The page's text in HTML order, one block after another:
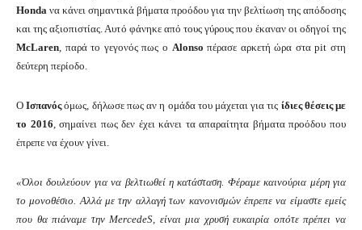
Honda να κάνει σημαντικά βήματα προόδου για την βελτίωση της απόδοσης
και της αξιοπιστίας. Αυτό φάνηκε από τους γύρους που έκαναν οι οδηγοί της
McLaren , παρά το γεγονός πως ο Alonso πέρασε αρκετή ώρα στα pit στη
δεύτερη περίοδο.
ΟΙσπανόςόμως, δήλωσε πως αν η ομάδα του μάχεται για τις ίδιες θέσεις με
το 2016 , σημαίνει πως δεν έχει κάνει τα απαραίτητα βήματα προόδου που
έπρεπε να έχουν γίνει.
«Όλοι δουλεύουν για να βελτιωθεί η κατάσταση. Φέραμε καινούρια μέρη για
το μονοθέσιο. Αλλά με την αλλαγή των κανονισμών έπρεπε να είμαστε εμείς
που θα πιάναμε την MercedeS, είναι μια χρυσή ευκαιρία οπότε πρέπει να